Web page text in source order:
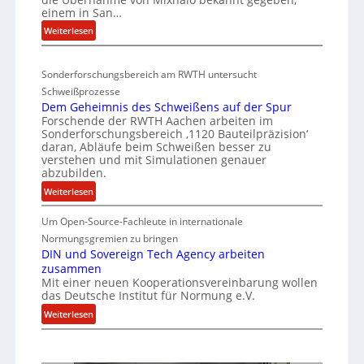
-
i
c
h
e
e
i
t
s
h
p
n
e
k
l
e
i
u
n
g
e
e
ff
M
a
r
i
G
l
e
n
z
w
i
d
A
e
a
V
i
e
einem in San…
Weiterlesen:
D
e
p
L
ü
b
e
r
n
i
t
M
i
x
h
a
Sonderforschungsbereich am RWTH untersucht
Schweißprozesse
Dem Geheimnis des Schweißens auf der Spur
Forschende der RWTH Aachen arbeiten im
Sonderforschungsbereich ‚1120 Bauteilpräzision‘
daran, Abläufe beim Schweißen besser zu
verstehen und mit Simulationen genauer
abzubilden.
Weiterlesen:
D
e
m
G
e
h
e
i
m
i
Um Open-Source-Fachleute in internationale
Normungsgremien zu bringen
DIN und Sovereign Tech Agency arbeiten
zusammen
Mit einer neuen Kooperationsvereinbarung wollen
das Deutsche Institut für Normung e.V.
Weiterlesen:
D